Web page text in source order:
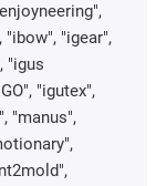
"ibow", "igear",
"igus
"igutex",
"manus",